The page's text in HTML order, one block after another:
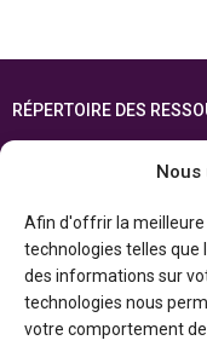
Afin d'offrir la meilleure
technologies telles que
des informations sur
technologies nous
votre comportement
RÉPERTOIRE DES
ENGLISH
Cette ressource est
l’Ontario et du
Patrimoine canadien